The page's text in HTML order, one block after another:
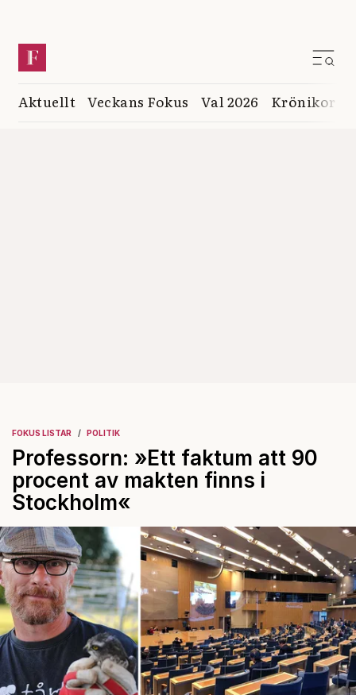
Aktuellt Veckans Fokus Val 2026 Krönikor
FOKUS LISTAR POLITIK
Professorn: »Ett faktum att 90
procent av makten finns i
Stockholm«